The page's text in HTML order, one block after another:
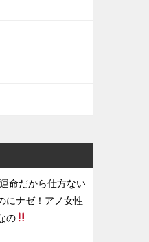
命だから仕方ない
にナゼ！アノ女性
の